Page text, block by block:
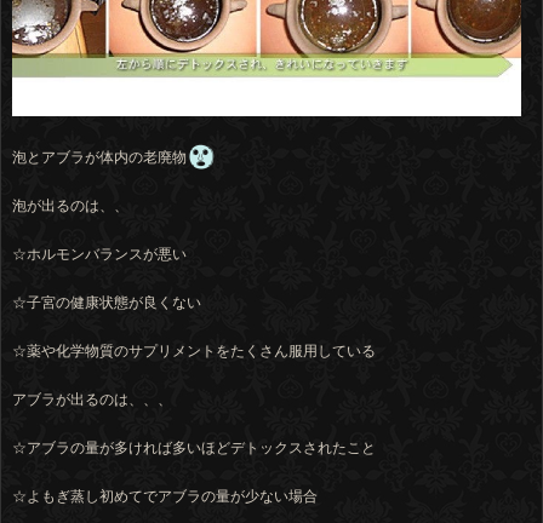
泡とアブラが体内の老廃物
泡が出るのは、、
☆ホルモンバランスが悪い
☆子宮の健康状態が良くない
☆薬や化学物質のサプリメントをたくさん服用している
アブラが出るのは、、、
☆アブラの量が多ければ多いほどデトックスされたこと
☆よもぎ蒸し初めてでアブラの量が少ない場合